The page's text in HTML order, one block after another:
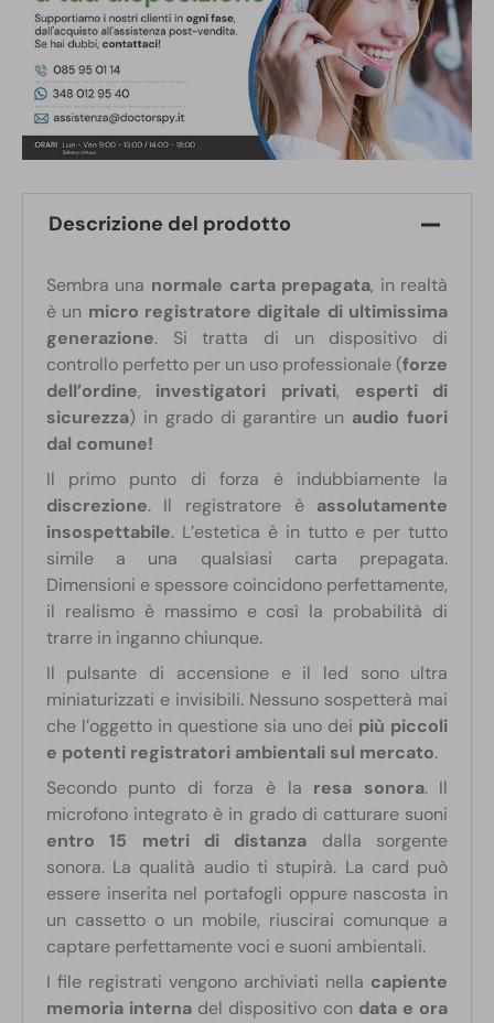
Descrizione del prodotto
Sembra una normale carta prepagata, in realtà
è un micro registratore digitale di ultimissima
generazione. Si tratta di un dispositivo di
controllo perfetto per un uso professionale (forze
dell’ordine, investigatori privati, esperti di
sicurezza) in grado di garantire un audio fuori
dal comune!
Il primo punto di forza è indubbiamente la
discrezione. Il registratore è assolutamente
insospettabile. L’estetica è in tutto e per tutto
simile a una qualsiasi carta prepagata.
Dimensioni e spessore coincidono perfettamente,
il realismo è massimo e così la probabilità di
trarre in inganno chiunque.
Il pulsante di accensione e il led sono ultra
miniaturizzati e invisibili. Nessuno sospetterà mai
che l’oggetto in questione sia uno dei più piccoli
e potenti registratori ambientali sul mercato.
Secondo punto di forza è la resa sonora. Il
microfono integrato è in grado di catturare suoni
entro 15 metri di distanza dalla sorgente
sonora. La qualità audio ti stupirà. La card può
essere inserita nel portafogli oppure nascosta in
un cassetto o un mobile, riuscirai comunque a
captare perfettamente voci e suoni ambientali.
I file registrati vengono archiviati nella capiente
memoria interna del dispositivo con data e ora